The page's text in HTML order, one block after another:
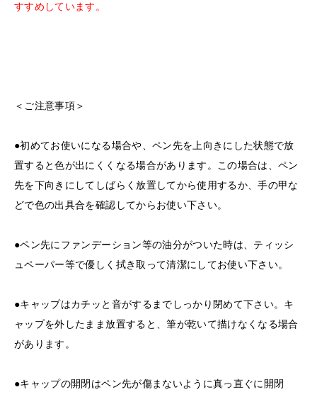
すすめしています。
＜ご注意事項＞
●初めてお使いになる場合や、ペン先を上向きにした状態で放
置すると色が出にくくなる場合があります。この場合は、ペン
先を下向きにしてしばらく放置してから使用するか、手の甲な
どで色の出具合を確認してからお使い下さい。
●ペン先にファンデーション等の油分がついた時は、ティッシ
ュペーパー等で優しく拭き取って清潔にしてお使い下さい。
●キャップはカチッと音がするまでしっかり閉めて下さい。キ
ャップを外したまま放置すると、筆が乾いて描けなくなる場合
があります。
●キャップの開閉はペン先が傷まないように真っ直ぐに開閉